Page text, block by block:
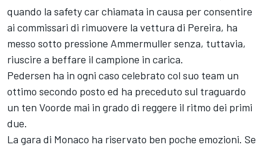
quando la safety car chiamata in causa per consentire
ai commissari di rimuovere la vettura di Pereira, ha
messo sotto pressione Ammermuller senza, tuttavia,
riuscire a beffare il campione in carica.
Pedersen ha in ogni caso celebrato col suo team un
ottimo secondo posto ed ha preceduto sul traguardo
un ten Voorde mai in grado di reggere il ritmo dei primi
due.
La gara di Monaco ha riservato ben poche emozioni. Se